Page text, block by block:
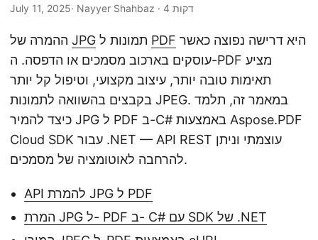
a
July 11, 2025 · Nayyer Shahbaz · 4 דקות
JPG PDF
עוסקים בארכוב מסמכים או הדפסה. ה-PDF מציע
תאימות טובה יותר, עיצוב מקצועי, וטיפול קל יותר
בקבצים בהשוואה לתמונות JPEG. במאמר זה, תלמד
כיצד להמיר JPG ל PDF ב-C# באמצעות Aspose.PDF
Cloud SDK עבור .NET — API REST עוצמתי וניתן
להרחבה לאוטומציה של מסמכים.
API להמרת JPG ל PDF
המרת JPG ל- PDF ב- C# עם SDK של .NET